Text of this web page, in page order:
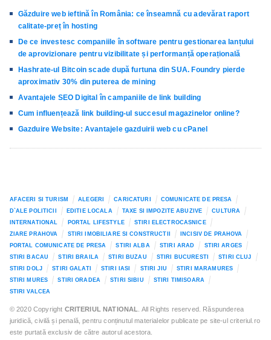
Găzduire web ieftină în România: ce înseamnă cu adevărat raport
calitate-preț în hosting
De ce investesc companiile în software pentru gestionarea lanțului
de aprovizionare pentru vizibilitate și performanță operațională
Hashrate-ul Bitcoin scade după furtuna din SUA. Foundry pierde
aproximativ 30% din puterea de mining
Avantajele SEO Digital în campaniile de link building
Cum influențează link building-ul succesul magazinelor online?
Gazduire Website: Avantajele gazduirii web cu cPanel
AFACERI SI TURISM ALEGERI CARICATURI
COMUNICATE DE PRESA
D`ALE POLITICII
EDITIE LOCALA TAXE SI IMPOZITE ABUZIVE
CULTURA
INTERNATIONAL
PORTAL LIFESTYLE
STIRI ELECTROCASNICE
ZIARE PRAHOVA
STIRI IMOBILIARE SI CONSTRUCTII
INCISIV DE PRAHOVA
PORTAL COMUNICATE DE PRESA
STIRI ALBA STIRI ARAD
STIRI ARGES
STIRI BACAU
STIRI BRAILA STIRI BUZAU STIRI BUCURESTI
STIRI CLUJ
STIRI DOLJ
STIRI GALATI STIRI IASI STIRI JIU
STIRI MARAMURES
STIRI MURES
STIRI ORADEA STIRI SIBIU
STIRI TIMISOARA
STIRI VALCEA
© 2020 Copyright CRITERIUL NATIONAL . All Rights reserved. Răspunderea
juridică, civilă și penală, pentru conținutul materialelor publicate pe site-ul criteriul.ro
este purtată exclusiv de către autorul acestora.